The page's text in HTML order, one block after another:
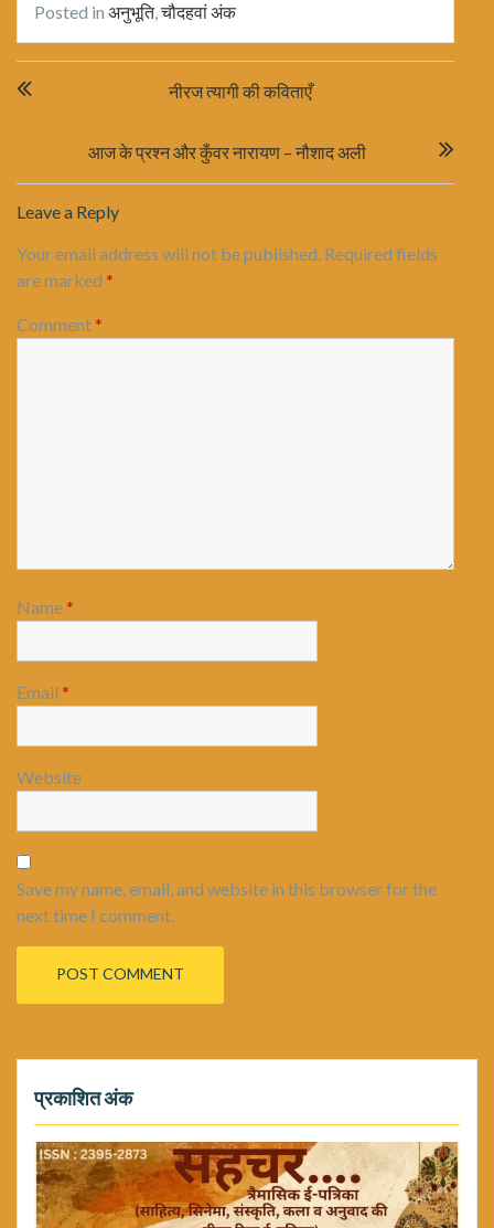
Posted in अनुभूति,चौदहवां अंक
navigation
नीरज त्यागी की कविताएँ
आज के प्रश्न और कुँवर नारायण – नौशाद अली
Leave a Reply
Your email address will not be published. Required fields
are marked *
Comment*
Name*
Email *
Website
Save my name, email, and website in this browser for the
next time I comment.
प्रकाशित अंक